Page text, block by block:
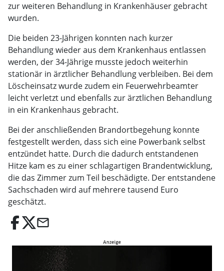
zur weiteren Behandlung in Krankenhäuser gebracht
wurden.
Die beiden 23-Jährigen konnten nach kurzer
Behandlung wieder aus dem Krankenhaus entlassen
werden, der 34-Jährige musste jedoch weiterhin
stationär in ärztlicher Behandlung verbleiben. Bei dem
Löscheinsatz wurde zudem ein Feuerwehrbeamter
leicht verletzt und ebenfalls zur ärztlichen Behandlung
in ein Krankenhaus gebracht.
Bei der anschließenden Brandortbegehung konnte
festgestellt werden, dass sich eine Powerbank selbst
entzündet hatte. Durch die dadurch entstandenen
Hitze kam es zu einer schlagartigen Brandentwicklung,
die das Zimmer zum Teil beschädigte. Der entstandene
Sachschaden wird auf mehrere tausend Euro
geschätzt.
email